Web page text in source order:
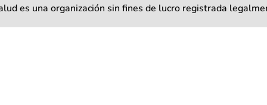
es una organización sin fines de lucro registrada